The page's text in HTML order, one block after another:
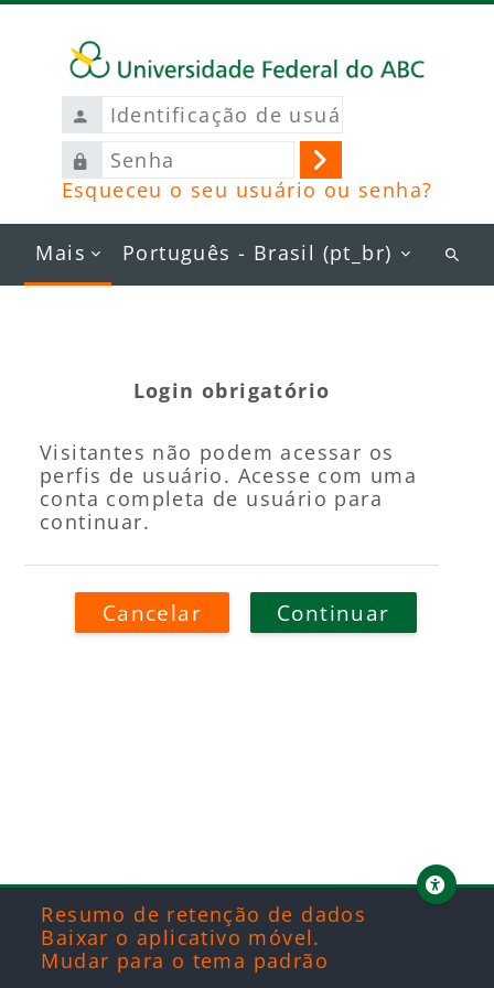
Ir para o conteúdo principal
Identificação
de
usuário
Senha
Acessar
Esqueceu o seu usuário ou senha?
Mais Português - Brasil ‎(pt_br)‎
Login obrigatório
Visitantes não podem acessar os
perfis de usuário. Acesse com uma
conta completa de usuário para
continuar.
Cancelar Continuar
Resumo de retenção de dados
Baixar o aplicativo móvel.
Mudar para o tema padrão